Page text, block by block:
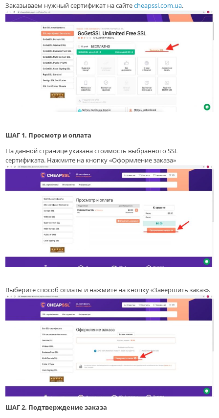
Заказываем нужный сертификат на сайтеcheapssl.com.ua.
ШАГ 1. Просмотр и оплата
На данной странице указана стоимость выбранного SSL
сертификата. Нажмите на кнопку «Оформление заказа»
Выберите способ оплаты и нажмите на кнопку «Завершить заказ».
ШАГ 2. Подтверждение заказа